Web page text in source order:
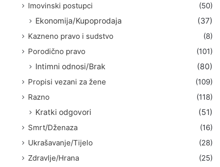
Imovinski postupci
(50)
Ekonomija/Kupoprodaja
(37)
Kazneno pravo i sudstvo
(8)
Porodično pravo
(101)
Intimni odnosi/Brak
(80)
Propisi vezani za žene
(109)
Razno
(118)
Kratki odgovori
(51)
Smrt/Dženaza
(16)
Ukrašavanje/Tijelo
(28)
Zdravlje/Hrana
(25)